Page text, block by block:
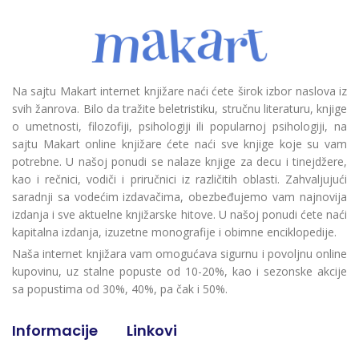
Na sajtu Makart internet knjižare naći ćete širok izbor naslova iz
svih žanrova. Bilo da tražite beletristiku, stručnu literaturu, knjige
o umetnosti, filozofiji, psihologiji ili popularnoj psihologiji, na
sajtu Makart online knjižare ćete naći sve knjige koje su vam
potrebne. U našoj ponudi se nalaze knjige za decu i tinejdžere,
kao i rečnici, vodiči i priručnici iz različitih oblasti. Zahvaljujući
saradnji sa vodećim izdavačima, obezbeđujemo vam najnovija
izdanja i sve aktuelne knjižarske hitove. U našoj ponudi ćete naći
kapitalna izdanja, izuzetne monografije i obimne enciklopedije.
Naša internet knjižara vam omogućava sigurnu i povoljnu online
kupovinu, uz stalne popuste od 10-20%, kao i sezonske akcije
sa popustima od 30%, 40%, pa čak i 50%.
Informacije Linkovi